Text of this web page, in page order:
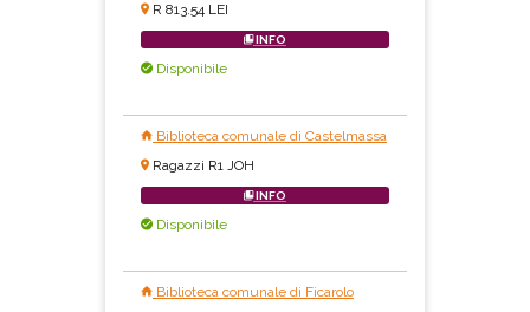
R 813.54 LEI
INFO
Disponibile
Biblioteca comunale di Castelmassa
Ragazzi R1 JOH
INFO
Disponibile
Biblioteca comunale di Ficarolo